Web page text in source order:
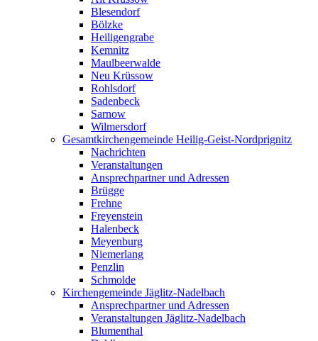
Blesendorf
Bölzke
Heiligengrabe
Kemnitz
Maulbeerwalde
Neu Krüssow
Rohlsdorf
Sadenbeck
Sarnow
Wilmersdorf
Gesamtkirchengemeinde Heilig-Geist-Nordprignitz
Nachrichten
Veranstaltungen
Ansprechpartner und Adressen
Brügge
Frehne
Freyenstein
Halenbeck
Meyenburg
Niemerlang
Penzlin
Schmolde
Kirchengemeinde Jäglitz-Nadelbach
Ansprechpartner und Adressen
Veranstaltungen Jäglitz-Nadelbach
Blumenthal